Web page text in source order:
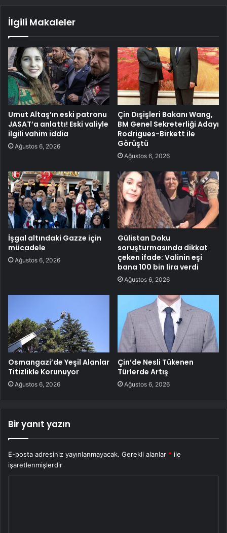
İlgili Makaleler
Umut Altaş’ın eski patronu
JASAT’a anlattı! Eski valiyle
ilgili vahim iddia
Ağustos 6, 2026
Çin Dışişleri Bakanı Wang,
BM Genel Sekreterliği Adayı
Rodrigues-Birkett ile
Görüştü
Ağustos 6, 2026
İşgal altındaki Gazze için
mücadele
Ağustos 6, 2026
Gülistan Doku
soruşturmasında dikkat
çeken ifade: Valinin eşi
bana 100 bin lira verdi
Ağustos 6, 2026
Osmangazi’de Yeşil Alanlar
Titizlikle Korunuyor
Ağustos 6, 2026
Çin’de Nesli Tükenen
Türlerde Artış
Ağustos 6, 2026
Bir yanıt yazın
E-posta adresiniz yayınlanmayacak. Gerekli alanlar * ile
işaretlenmişlerdir